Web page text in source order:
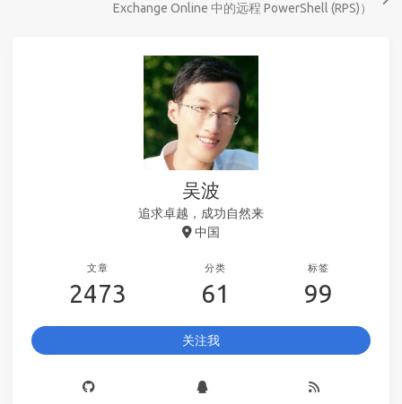
Exchange Online 中的远程 PowerShell (RPS)）
吴波
追求卓越，成功自然来
中国
文章
2473
分类
61
标签
99
关注我